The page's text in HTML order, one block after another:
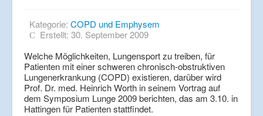
Kategorie: COPD und Emphysem
Erstellt: 30. September 2009
Welche Möglichkeiten, Lungensport zu treiben, für
Patienten mit einer schweren chronisch-obstruktiven
Lungenerkrankung (COPD) existieren, darüber wird
Prof. Dr. med. Heinrich Worth in seinem Vortrag auf
dem Symposium Lunge 2009 berichten, das am 3.10. in
Hattingen für Patienten stattfindet.